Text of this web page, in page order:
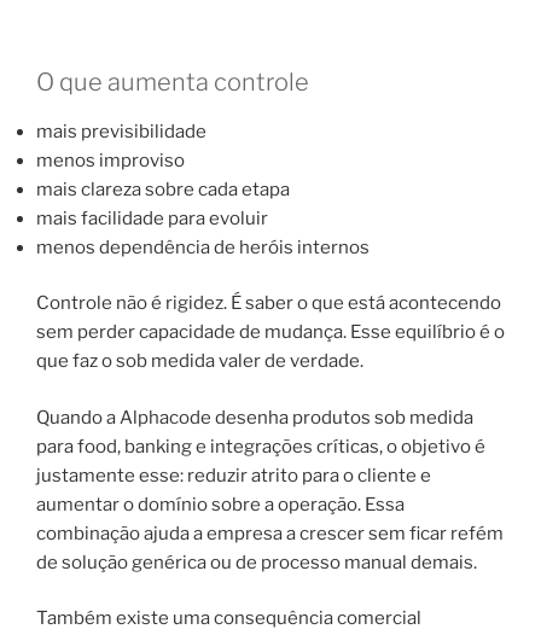
O que aumenta controle
mais previsibilidade
menos improviso
mais clareza sobre cada etapa
mais facilidade para evoluir
menos dependência de heróis internos
Controle não é rigidez. É saber o que está acontecendo
sem perder capacidade de mudança. Esse equilíbrio é o
que faz o sob medida valer de verdade.
Quando a Alphacode desenha produtos sob medida
para food, banking e integrações críticas, o objetivo é
justamente esse: reduzir atrito para o cliente e
aumentar o domínio sobre a operação. Essa
combinação ajuda a empresa a crescer sem ficar refém
de solução genérica ou de processo manual demais.
Também existe uma consequência comercial